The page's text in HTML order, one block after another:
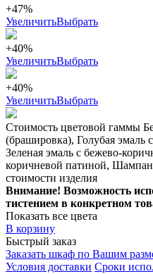
+47%
УвеличитьВыбрать
+40%
УвеличитьВыбрать
+40%
УвеличитьВыбрать
Стоимость цветовой гаммы
(брашировка), Голубая эмаль
Зеленая эмаль с бежево-
коричневой патиной,
стоимости изделия
Внимание! Возможность
тистением в конкретном
Показать все цвета
В корзину
Быстрый заказ
Заказать шкаф по Вашим
Условия доставки Сроки